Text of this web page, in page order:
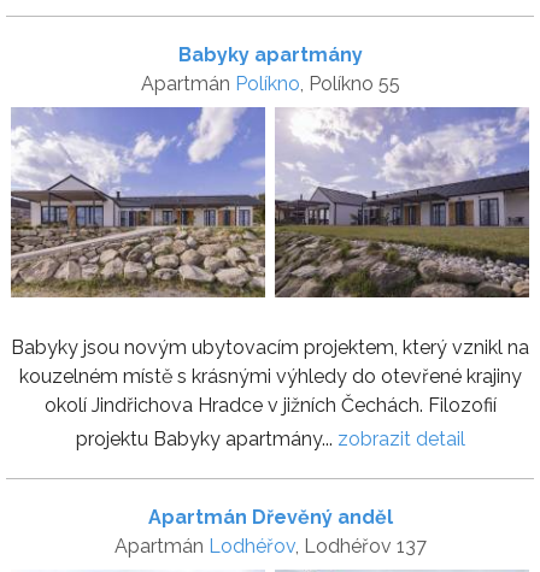
Babyky apartmány
Apartmán Políkno , Políkno 55
Babyky jsou novým ubytovacím projektem, který vznikl na
kouzelném místě s krásnými výhledy do otevřené krajiny
okolí Jindřichova Hradce v jižních Čechách. Filozofií
projektu Babyky apartmány... zobrazit detail
Apartmán Dřevěný anděl
Apartmán Lodhéřov, Lodhéřov 137